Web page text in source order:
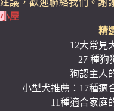
建議，歡迎聯絡我們。謝
小屋
精
12大常見
27 種狗
狗認主人
小型犬推薦：17種適
11種適合家庭